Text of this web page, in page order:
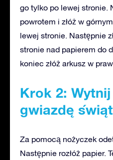
go tylko po lewej stronie.
powrotem i złóż w
lewej stronie. Następnie
stronie nad papierem do
koniec złóż arkusz w
Krok 2:
gwiazdę
Za pomocą nożyczek
Następnie rozłóż papier.